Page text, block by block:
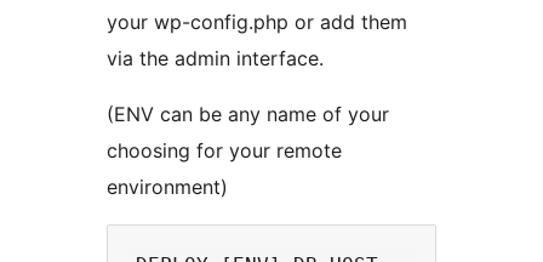
your wp-config.php or add them
via the admin interface.
(ENV can be any name of your
choosing for your remote
environment)